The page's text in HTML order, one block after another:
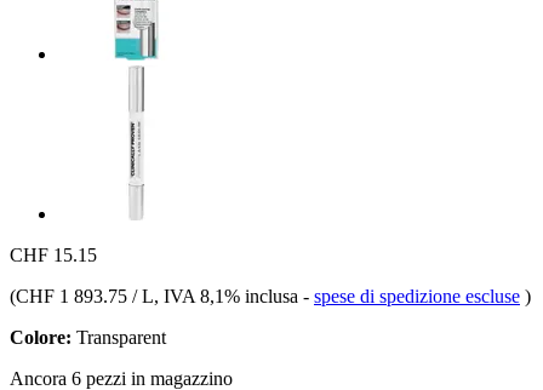
CHF 15.15
(CHF 1 893.75 / L, IVA 8,1% inclusa - spese di spedizione escluse )
Colore: Transparent
Ancora 6 pezzi in magazzino